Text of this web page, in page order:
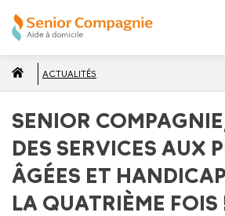
ACTUALITÉS
SENIOR
DES SERVICES AUX
ÂGÉES ET
LA QUATRIÈME FOIS